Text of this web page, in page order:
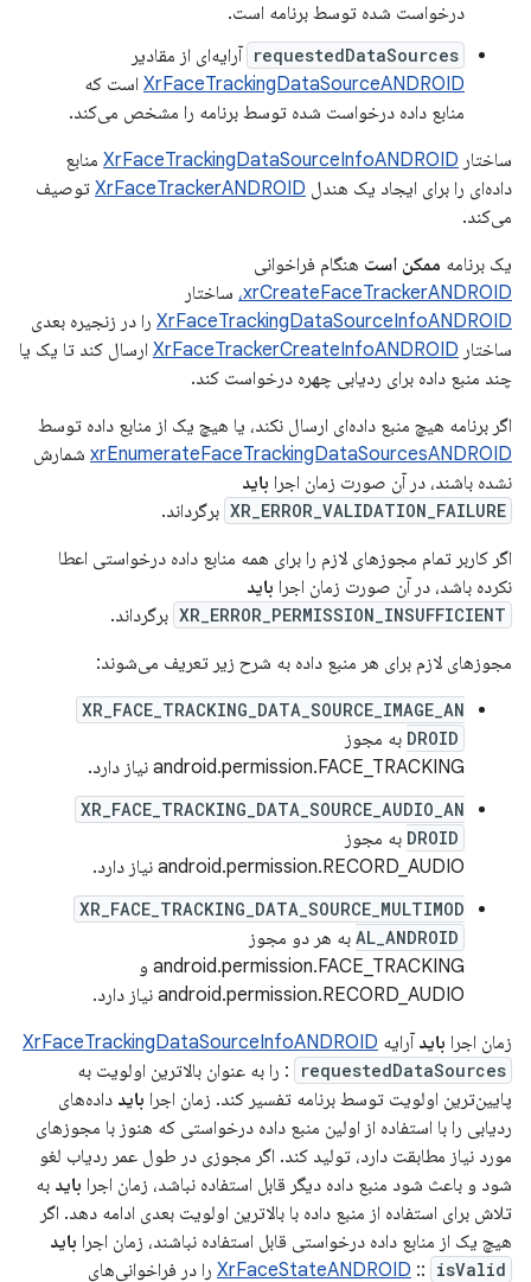
درخواست شده توسط برنامه است.
requestedDataSources آرایه‌ای از مقادیر
XrFaceTrackingDataSourceANDROID است که
منابع داده درخواست شده توسط برنامه را مشخص می‌کند.
ساختار XrFaceTrackingDataSourceInfoANDROID منابع
داده‌ای را برای ایجاد یک هندل XrFaceTrackerANDROID توصیف
می‌کند.
یک برنامه ممکن است هنگام فراخوانی
xrCreateFaceTrackerANDROID، ساختار
XrFaceTrackingDataSourceInfoANDROID را در زنجیره بعدی
ساختار XrFaceTrackerCreateInfoANDROID ارسال کند تا یک یا
چند منبع داده برای ردیابی چهره درخواست کند.
اگر برنامه هیچ منبع داده‌ای ارسال نکند، یا هیچ یک از منابع داده توسط
xrEnumerateFaceTrackingDataSourcesANDROID شمارش
نشده باشند، در آن صورت زمان اجرا باید
XR_ERROR_VALIDATION_FAILURE برگرداند.
اگر کاربر تمام مجوزهای لازم را برای همه منابع داده درخواستی اعطا
نکرده باشد، در آن صورت زمان اجرا باید
XR_ERROR_PERMISSION_INSUFFICIENT برگرداند.
مجوزهای لازم برای هر منبع داده به شرح زیر تعریف می‌شوند:
XR_FACE_TRACKING_DATA_SOURCE_IMAGE_AN
DROID به مجوز
android.permission.FACE_TRACKING نیاز دارد.
XR_FACE_TRACKING_DATA_SOURCE_AUDIO_AN
DROID به مجوز
android.permission.RECORD_AUDIO نیاز دارد.
XR_FACE_TRACKING_DATA_SOURCE_MULTIMOD
AL_ANDROID به هر دو مجوز
android.permission.FACE_TRACKING و
android.permission.RECORD_AUDIO نیاز دارد.
زمان اجرا باید آرایه XrFaceTrackingDataSourceInfoANDROID
:
requestedDataSources
را به عنوان بالاترین اولویت به
پایین‌ترین اولویت توسط برنامه تفسیر کند. زمان اجرا باید داده‌های
ردیابی را با استفاده از اولین منبع داده درخواستی که هنوز با مجوزهای
مورد نیاز مطابقت دارد، تولید کند. اگر مجوزی در طول عمر ردیاب لغو
شود و باعث شود منبع داده دیگر قابل استفاده نباشد، زمان اجرا باید به
تلاش برای استفاده از منبع داده با بالاترین اولویت بعدی ادامه دهد. اگر
هیچ یک از منابع داده درخواستی قابل استفاده نباشند، زمان اجرا باید
XrFaceStateANDROID :: isValid را در فراخوانی‌های